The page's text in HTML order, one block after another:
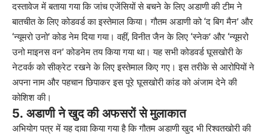
दस्तावेज में बताया गया कि जांच एजेंसियों से बचने के लिए अडाणी की टीम ने
बातचीत के लिए कोडवर्ड का इस्तेमाल किया। गौतम अडाणी को ‘द बिग मैन’ और
‘न्यूमरो उनो’ कोड नेम दिया गया। वहीं, विनीत जैन के लिए ‘स्नेक’ और ‘न्यूमरो
उनो माइनस वन’ कोडनेम तय किया गया था। यह सभी कोडवर्ड घूसखोरी के
नेटवर्क को सीक्रेट रखने के लिए इस्तेमाल किए गए। इस तरीके से आरोपियों ने
अपना नाम और पहचान छिपाकर इस पूरे घूसखोरी कांड को अंजाम देने की
कोशिश की।
5. अडाणी ने खुद की अफसरों से मुलाकात
अभियोग पत्र में यह दावा किया गया है कि गौतम अडाणी खुद भी रिश्वतखोरी की